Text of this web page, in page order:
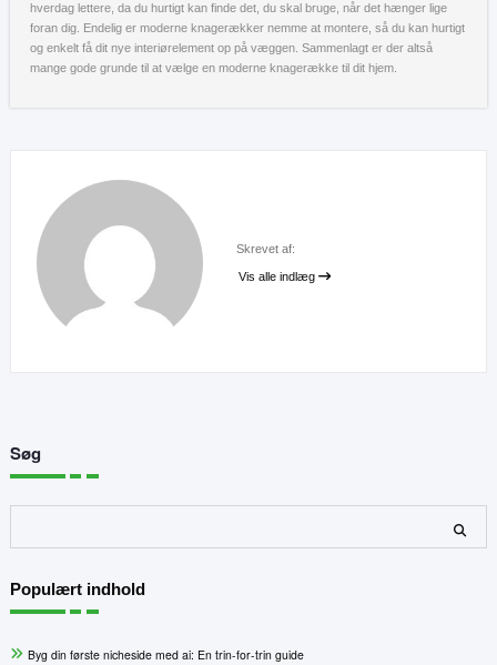
hverdag lettere, da du hurtigt kan finde det, du skal bruge, når det hænger lige
foran dig. Endelig er moderne knagerækker nemme at montere, så du kan hurtigt
og enkelt få dit nye interiørelement op på væggen. Sammenlagt er der altså
mange gode grunde til at vælge en moderne knagerække til dit hjem.
Skrevet af:
Vis alle indlæg
Søg
Populært indhold
Byg din første nicheside med ai: En trin-for-trin guide